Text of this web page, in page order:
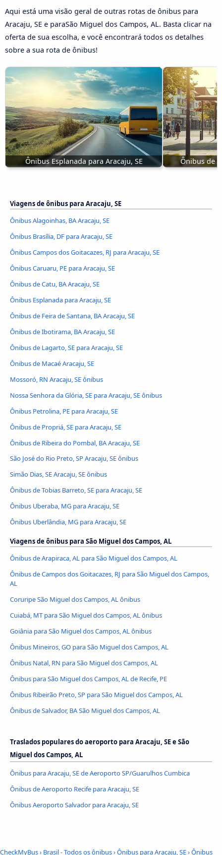
Aqui está uma visão geral de outras rotas de ônibus para
Aracaju, SE e paraSão Miguel dos Campos, AL. Basta clicar na
oferta de sua escolha, e você encontrará todos os detalhes
sobre a sua rota de ônibus!
Ônibus Esplanada para Aracaju, SE Ônibus de
Viagens de ônibus para Aracaju, SE
Ônibus Alagoinhas, BA Aracaju, SE
Ônibus Brasília, DF para Aracaju, SE
Ônibus Campos dos Goitacazes, RJ para Aracaju, SE
Ônibus Caruaru, PE para Aracaju, SE
Ônibus de Catu, BA Aracaju, SE
Ônibus Esplanada para Aracaju, SE
Ônibus de Feira de Santana, BA Aracaju, SE
Ônibus de Ibotirama, BA Aracaju, SE
Ônibus de Lagarto, SE para Aracaju, SE
Ônibus de Macaé Aracaju, SE
Mossoró, RN Aracaju, SE ônibus
Nossa Senhora da Glória, SE para Aracaju, SE ônibus
Ônibus Petrolina, PE para Aracaju, SE
Ônibus de Propriá, SE para Aracaju, SE
Ônibus de Ribeira do Pombal, BA Aracaju, SE
São José do Rio Preto, SP Aracaju, SE ônibus
Simão Dias, SE Aracaju, SE ônibus
Ônibus de Tobias Barreto, SE para Aracaju, SE
Ônibus Uberaba, MG para Aracaju, SE
Ônibus Uberlândia, MG para Aracaju, SE
Viagens de ônibus para São Miguel dos Campos, AL
Ônibus de Arapiraca, AL para São Miguel dos Campos, AL
Ônibus de Campos dos Goitacazes, RJ para São Miguel dos Campos,
AL
Coruripe São Miguel dos Campos, AL ônibus
Cuiabá, MT para São Miguel dos Campos, AL ônibus
Goiânia para São Miguel dos Campos, AL ônibus
Ônibus Mineiros, GO para São Miguel dos Campos, AL
Ônibus Natal, RN para São Miguel dos Campos, AL
Ônibus para São Miguel dos Campos, AL de Recife, PE
Ônibus Ribeirão Preto, SP para São Miguel dos Campos, AL
Ônibus de Salvador, BA São Miguel dos Campos, AL
Traslados populares do aeroporto para Aracaju, SE e São
Miguel dos Campos, AL
Ônibus para Aracaju, SE de Aeroporto SP/Guarulhos Cumbica
Ônibus de Aeroporto Recife para Aracaju, SE
Ônibus Aeroporto Salvador para Aracaju, SE
CheckMyBus› Brasil - Todos os ônibus›Ônibus para Aracaju, SE›Ônibus